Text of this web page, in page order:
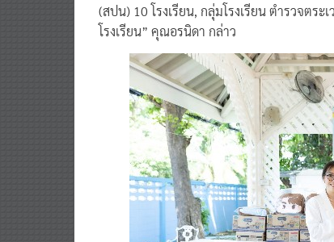
(สปน) 10 โรงเรียน, กลุ่มโรงเรียน ตำรวจตร
โรงเรียน” คุณอรนิดา กล่าว